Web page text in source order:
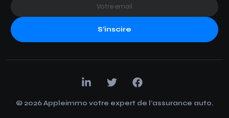
S'inscire
© 2026 Appleimmo votre expert de l’assurance auto.